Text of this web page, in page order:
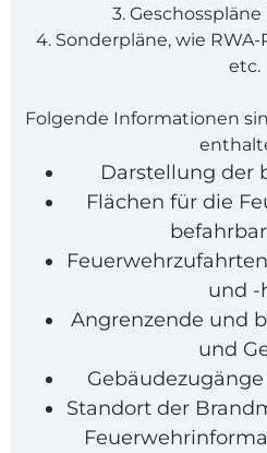
3.
4. Sonderpläne, wie
etc.
Folgende Informationen
Darstellung der
Flächen für die
und -
Angrenzende und
und
Standort der